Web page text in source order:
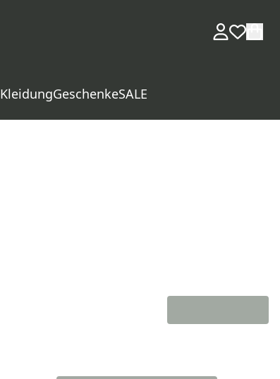
KleidungGeschenkeSALE